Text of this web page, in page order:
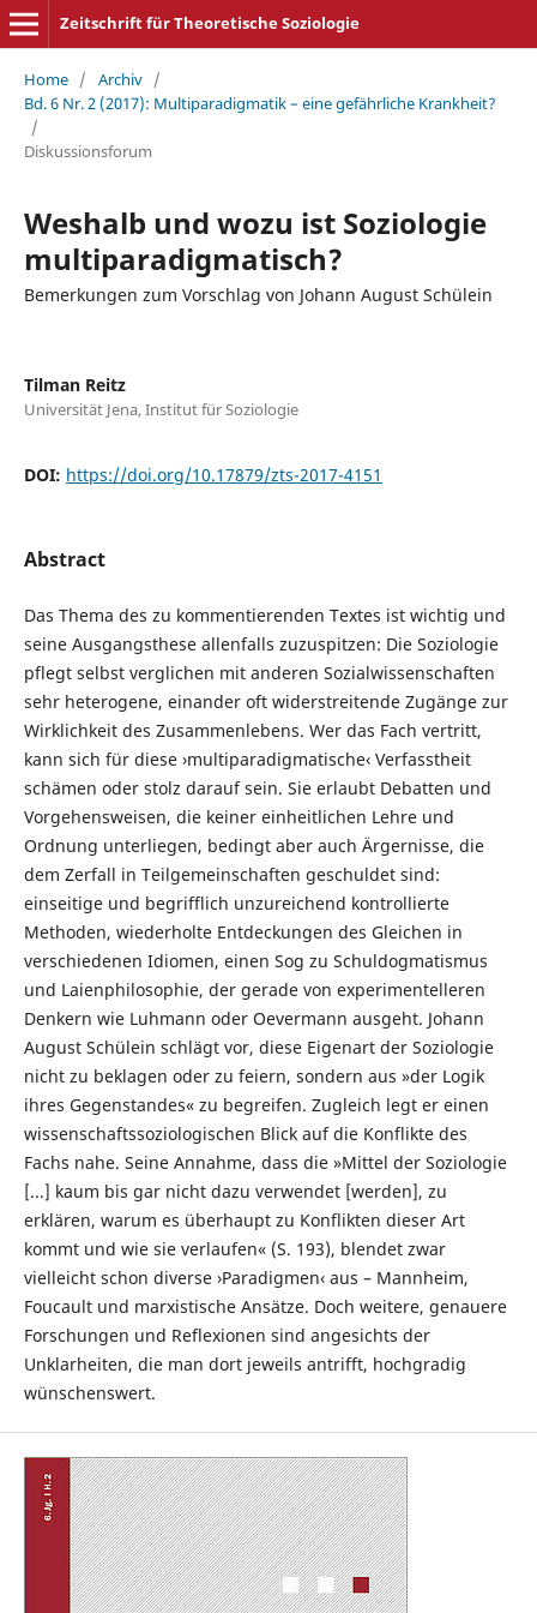
Zeitschrift für Theoretische Soziologie
Home / Archiv /
Bd. 6 Nr. 2 (2017): Multiparadigmatik – eine gefährliche Krankheit?
/
Diskussionsforum
Weshalb und wozu ist Soziologie
multiparadigmatisch?
Bemerkungen zum Vorschlag von Johann August Schülein
Tilman Reitz
Universität Jena, Institut für Soziologie
DOI: https://doi.org/10.17879/zts-2017-4151
Abstract
Das Thema des zu kommentierenden Textes ist wichtig und
seine Ausgangsthese allenfalls zuzuspitzen: Die Soziologie
pflegt selbst verglichen mit anderen Sozialwissenschaften
sehr heterogene, einander oft widerstreitende Zugänge zur
Wirklichkeit des Zusammenlebens. Wer das Fach vertritt,
kann sich für diese ›multiparadigmatische‹ Verfasstheit
schämen oder stolz darauf sein. Sie erlaubt Debatten und
Vorgehensweisen, die keiner einheitlichen Lehre und
Ordnung unterliegen, bedingt aber auch Ärgernisse, die
dem Zerfall in Teilgemeinschaften geschuldet sind:
einseitige und begrifflich unzureichend kontrollierte
Methoden, wiederholte Entdeckungen des Gleichen in
verschiedenen Idiomen, einen Sog zu Schuldogmatismus
und Laienphilosophie, der gerade von experimentelleren
Denkern wie Luhmann oder Oevermann ausgeht. Johann
August Schülein schlägt vor, diese Eigenart der Soziologie
nicht zu beklagen oder zu feiern, sondern aus »der Logik
ihres Gegenstandes« zu begreifen. Zugleich legt er einen
wissenschaftssoziologischen Blick auf die Konflikte des
Fachs nahe. Seine Annahme, dass die »Mittel der Soziologie
[...] kaum bis gar nicht dazu verwendet [werden], zu
erklären, warum es überhaupt zu Konflikten dieser Art
kommt und wie sie verlaufen« (S. 193), blendet zwar
vielleicht schon diverse ›Paradigmen‹ aus – Mannheim,
Foucault und marxistische Ansätze. Doch weitere, genauere
Forschungen und Reflexionen sind angesichts der
Unklarheiten, die man dort jeweils antrifft, hochgradig
wünschenswert.